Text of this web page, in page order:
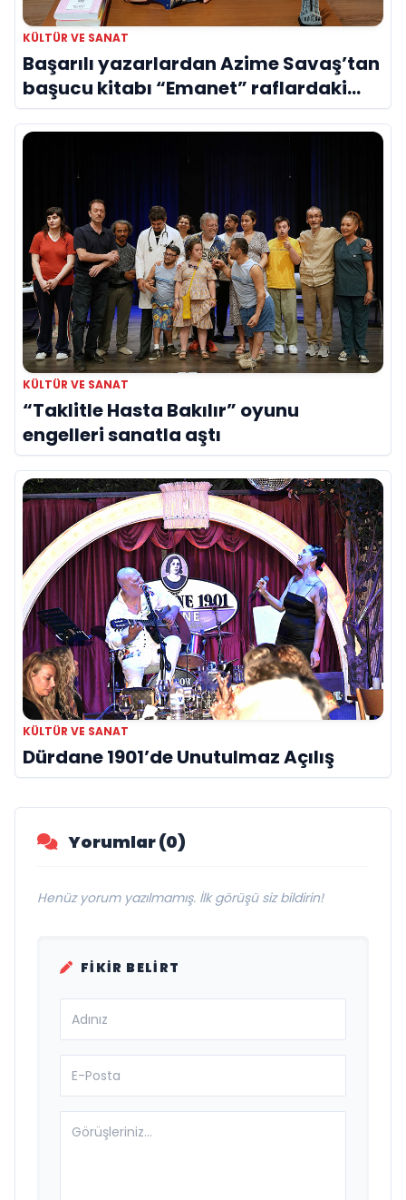
KÜLTÜR VE SANAT
Başarılı yazarlardan Azime Savaş’tan
başucu kitabı “Emanet” raflardaki
yerini aldı
KÜLTÜR VE SANAT
“Taklitle Hasta Bakılır” oyunu
engelleri sanatla aştı
KÜLTÜR VE SANAT
Dürdane 1901’de Unutulmaz Açılış
Yorumlar (0)
Henüz yorum yazılmamış. İlk görüşü siz bildirin!
FIKIR BELIRT